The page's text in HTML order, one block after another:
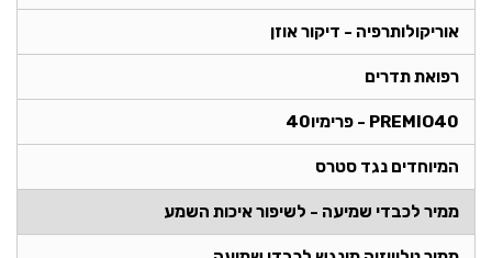
אוריקולותרפיה - דיקור אוזן
רפואת תדרים
PREMIO40 - פרימיו40
המיוחדים נגד סטרס
ממיר לכבדי שמיעה - לשיפור איכות השמע